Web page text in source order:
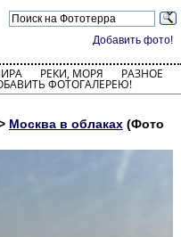
Добавить фото!
РЕКИ, МОРЯ РАЗНОЕ
ФОТОГАЛЕРЕЮ!
Москва в облаках (Фото